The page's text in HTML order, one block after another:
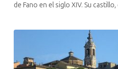
de Fano en el siglo XIV. Su